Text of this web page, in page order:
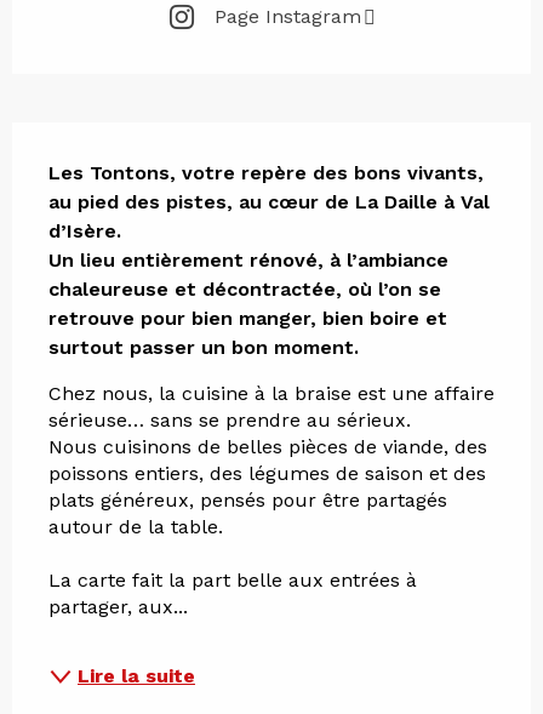
Page Instagram
Les Tontons, votre repère des bons vivants,
au pied des pistes, au cœur de La Daille à Val
d’Isère.
Un lieu entièrement rénové, à l’ambiance
chaleureuse et décontractée, où l’on se
retrouve pour bien manger, bien boire et
surtout passer un bon moment.
Chez nous, la cuisine à la braise est une affaire
sérieuse… sans se prendre au sérieux.
Nous cuisinons de belles pièces de viande, des
poissons entiers, des légumes de saison et des
plats généreux, pensés pour être partagés
autour de la table.
La carte fait la part belle aux entrées à
partager, aux...
Lire la suite